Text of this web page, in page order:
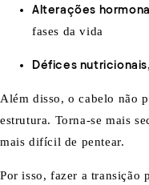
Alterações
fases da vida
Défices nutricionais
Além disso, o cabelo não
estrutura. Torna-se mais
mais difícil de pentear.
Por isso, fazer a transição